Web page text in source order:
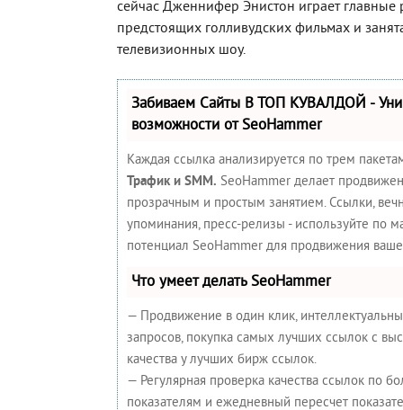
сейчас Дженнифер Энистон играет главные
предстоящих голливудских фильмах и
телевизионных шоу.
Забиваем Сайты В ТОП КУВАЛДОЙ -
возможности от SeoHammer
Каждая ссылка анализируется по трем
Трафик и SMM. SeoHammer делает
прозрачным и простым занятием. Ссылки,
упоминания, пресс-релизы - используйте по
потенциал SeoHammer для продвижения
Что умеет делать SeoHammer
— Продвижение в один клик,
запросов, покупка самых лучших ссылок с
качества у лучших бирж ссылок.
— Регулярная проверка качества ссылок по
показателям и ежедневный пересчет